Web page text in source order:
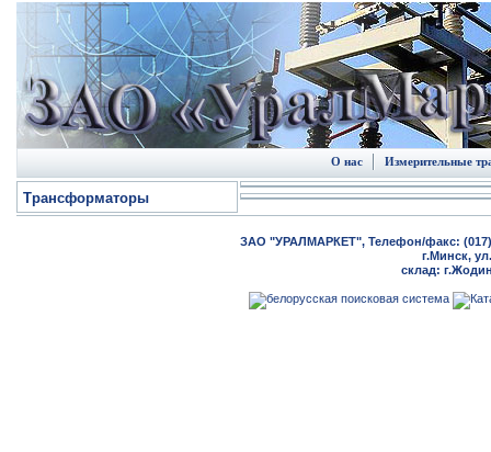
О нас Измерительные
Трансформаторы
ЗАО "УРАЛМАРКЕТ", Телефон/факс: (017)
г.Минск,
склад: